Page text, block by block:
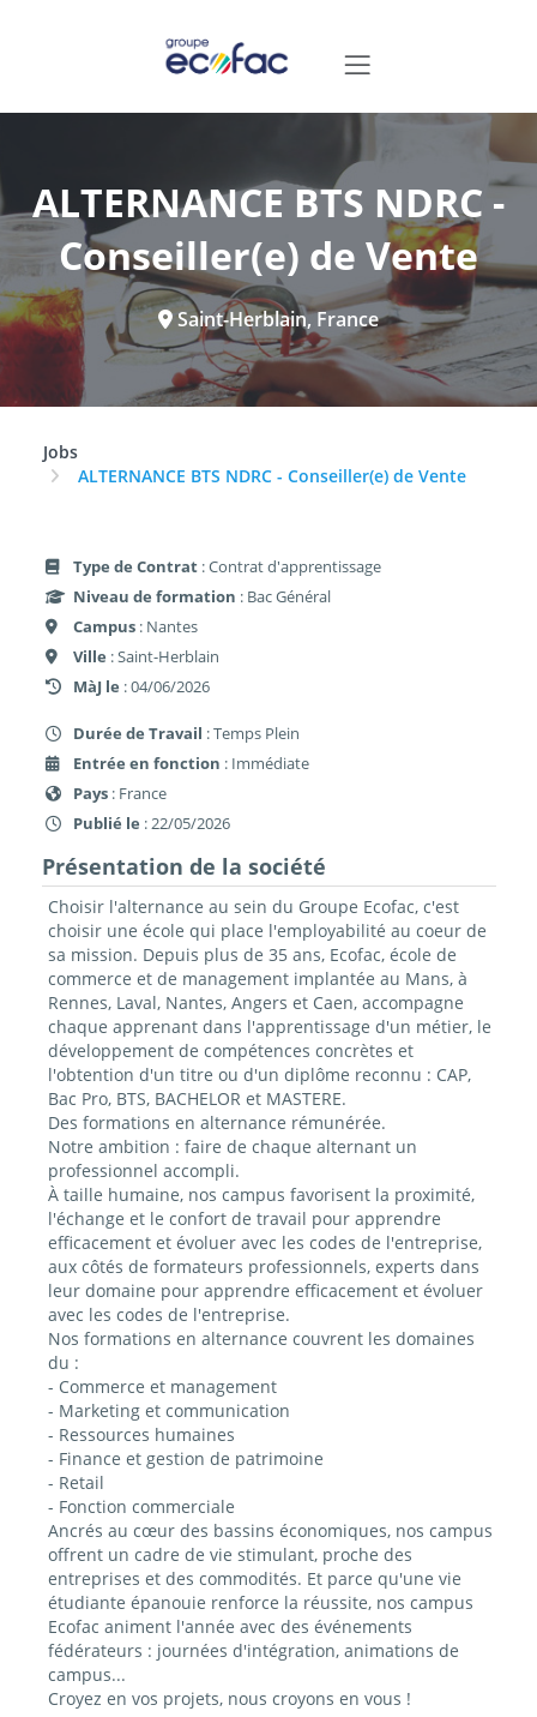
ALTERNANCE BTS NDRC -
Conseiller(e) de Vente
Saint-Herblain, France
Jobs
ALTERNANCE BTS NDRC - Conseiller(e) de Vente
Type de Contrat : Contrat d'apprentissage
Niveau de formation : Bac Général
Campus : Nantes
Ville : Saint-Herblain
MàJ le : 04/06/2026
Durée de Travail : Temps Plein
Entrée en fonction : Immédiate
Pays : France
Publié le : 22/05/2026
Présentation de la société
Choisir l'alternance au sein du Groupe Ecofac, c'est
choisir une école qui place l'employabilité au coeur de
sa mission. Depuis plus de 35 ans, Ecofac, école de
commerce et de management implantée au Mans, à
Rennes, Laval, Nantes, Angers et Caen, accompagne
chaque apprenant dans l'apprentissage d'un métier, le
développement de compétences concrètes et
l'obtention d'un titre ou d'un diplôme reconnu : CAP,
Bac Pro, BTS, BACHELOR et MASTERE.
Des formations en alternance rémunérée.
Notre ambition : faire de chaque alternant un
professionnel accompli.
À taille humaine, nos campus favorisent la proximité,
l'échange et le confort de travail pour apprendre
efficacement et évoluer avec les codes de l'entreprise,
aux côtés de formateurs professionnels, experts dans
leur domaine pour apprendre efficacement et évoluer
avec les codes de l'entreprise.
Nos formations en alternance couvrent les domaines
du :
- Commerce et management
- Marketing et communication
- Ressources humaines
- Finance et gestion de patrimoine
- Retail
- Fonction commerciale
Ancrés au cœur des bassins économiques, nos campus
offrent un cadre de vie stimulant, proche des
entreprises et des commodités. Et parce qu'une vie
étudiante épanouie renforce la réussite, nos campus
Ecofac animent l'année avec des événements
fédérateurs : journées d'intégration, animations de
campus...
Croyez en vos projets, nous croyons en vous !